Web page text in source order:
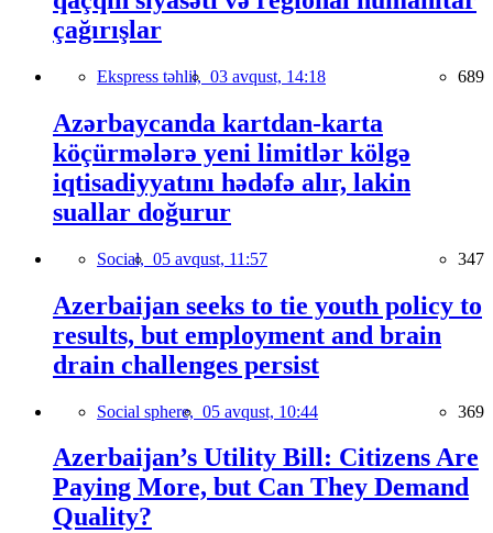
çağırışlar
Ekspress təhlil, 03 avqust, 14:18 689
Azərbaycanda kartdan-karta
köçürmələrə yeni limitlər kölgə
iqtisadiyyatını hədəfə alır, lakin
suallar doğurur
Social, 05 avqust, 11:57 347
Azerbaijan seeks to tie youth policy to
results, but employment and brain
drain challenges persist
Social sphere, 05 avqust, 10:44 369
Azerbaijan’s Utility Bill: Citizens Are
Paying More, but Can They Demand
Quality?